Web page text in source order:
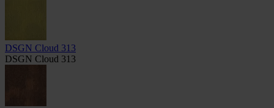
DSGN Cloud 313
DSGN Cloud 313